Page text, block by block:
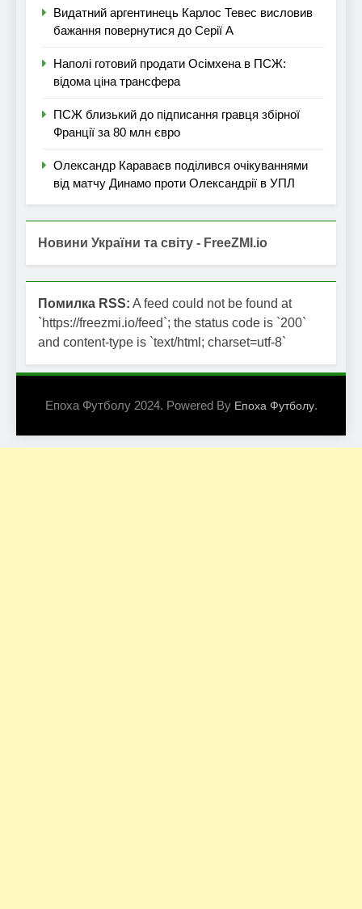
Видатний аргентинець Карлос Тевес висловив
бажання повернутися до Серії А
Наполі готовий продати Осімхена в ПСЖ:
відома ціна трансфера
ПСЖ близький до підписання гравця збірної
Франції за 80 млн євро
Олександр Караваєв поділився очікуваннями
від матчу Динамо проти Олександрії в УПЛ
Новини України та світу - FreeZMI.io
Помилка RSS: A feed could not be found at
`https://freezmi.io/feed`; the status code is `200`
and content-type is `text/html; charset=utf-8`
Епоха Футболу 2024. Powered By Епоха Футболу.